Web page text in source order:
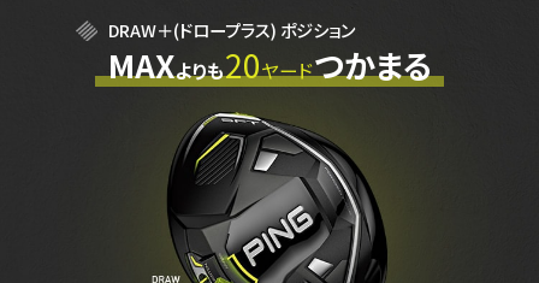
DRAW＋(ドロープラス) ポジション
MAXよりも20ヤードつかまる